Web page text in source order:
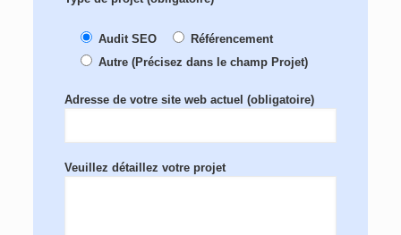
Audit SEO
Référencement
Autre (Précisez dans le champ Projet)
Adresse de votre site web actuel (obligatoire)
Veuillez détaillez votre projet